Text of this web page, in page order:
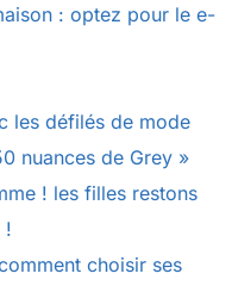
: optez pour le e-
les défilés de mode
nuances de Grey »
! les filles restons
!
choisir ses